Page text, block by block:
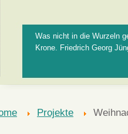
Was nicht in die Wurzeln
Krone. Friedrich Georg
Projekte